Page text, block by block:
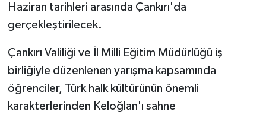
Haziran tarihleri arasında Çankırı'da
gerçekleştirilecek.
Çankırı Valiliği ve İl Milli Eğitim Müdürlüğü iş
birliğiyle düzenlenen yarışma kapsamında
öğrenciler, Türk halk kültürünün önemli
karakterlerinden Keloğlan'ı sahne